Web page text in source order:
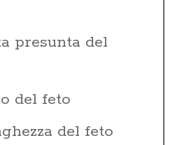
presunta del
del feto
del feto